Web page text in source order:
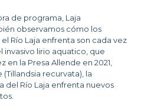
de programa, Laja
observamos cómo los
Río Laja enfrenta son cada vez
invasivo lirio aquatico, que
la Presa Allende en 2021,
recurvata), la
del Río Laja enfrenta nuevos